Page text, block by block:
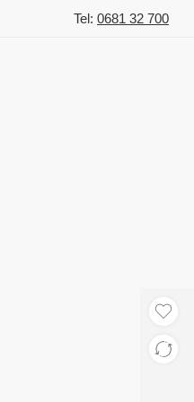
Tel: 0681 32 700